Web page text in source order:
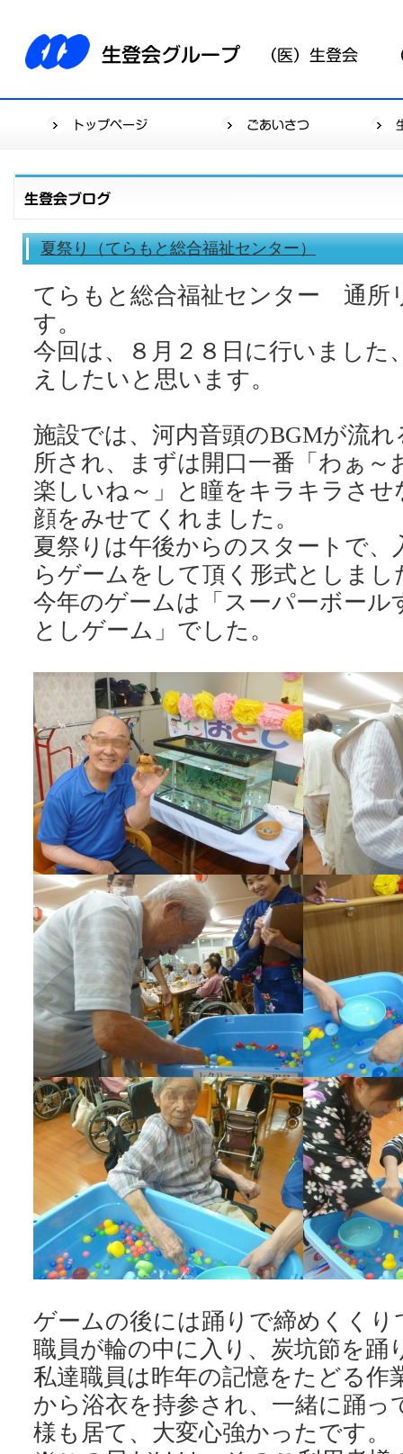
夏祭り（てらもと総合福祉センター）
てらもと総合福祉センター 通所
す。
今回は、８月２８日に行いました
えしたいと思います。
施設では、河内音頭のBGMが流
所され、まずは開口一番「わぁ
楽しいね～」と瞳をキラキラさ
顔をみせてくれました。
夏祭りは午後からのスタートで、
らゲームをして頂く形式としまし
今年のゲームは「スーパーボール
としゲーム」でした。
ゲームの後には踊りで締めくくり
職員が輪の中に入り、炭坑節を踊
私達職員は昨年の記憶をたどる作
から浴衣を持参され、一緒に踊っ
様も居て、大変心強かったです。